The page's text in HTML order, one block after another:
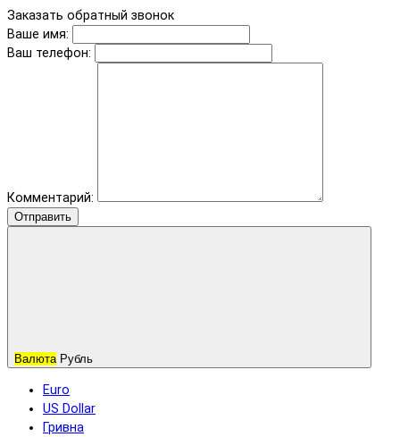
Заказать обратный звонок
Ваше имя:
Ваш телефон:
Комментарий:
Отправить
Валюта Рубль
Euro
US Dollar
Гривна